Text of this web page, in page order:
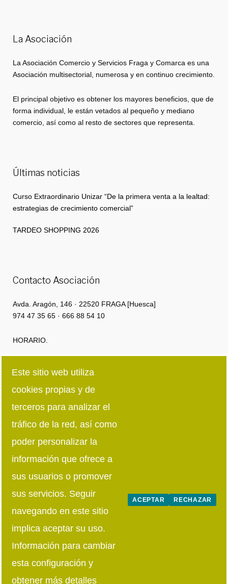
La Asociación
La Asociación Comercio y Servicios Fraga y Comarca es una
Asociación multisectorial, numerosa y en continuo crecimiento.
El principal objetivo es obtener los mayores beneficios, que de
forma individual, le están vetados al pequeño y mediano
comercio, así como al resto de sectores que representa.
Últimas noticias
Curso Extraordinario Unizar “De la primera venta a la lealtad:
estrategias de crecimiento comercial”
TARDEO SHOPPING 2026
Contacto Asociación
Avda. Aragón, 146 · 22520 FRAGA [Huesca]
974 47 35 65 · 666 88 54 10
HORARIO.
Viernes: 8:00h · 15:00h
Síguenos en redes sociales
Este sitio web utiliza
cookies propias y de
terceros para analizar el
tráfico de la red, así como
poder personalizar la
información que ofrece a
sus usuarios o promover
sus servicios. Seguir
navegando en este sitio
implica aceptar su uso.
Información para cambiar
esta configuración y
obtener más detalles
ACEPTAR RECHAZAR